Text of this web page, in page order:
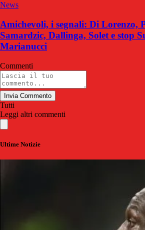
News
Amichevoli, i segnali: Di Lorenzo,
Samardzic, Dallinga, Solet e stop
Marianucci
Commenti
Invia Commento
Tutti
Leggi altri commenti
Ultime Notizie